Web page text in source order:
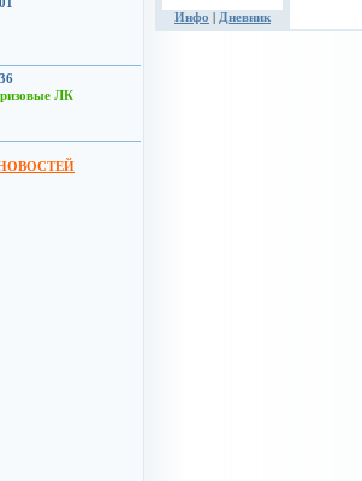
ЛК
Инфо | Дневник